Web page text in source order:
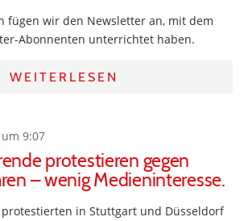
fügen wir den Newsletter an, mit dem
Abonnenten unterrichtet haben.
WEITERLESEN
9:07
protestieren gegen
– wenig Medieninteresse.
protestierten in Stuttgart und Düsseldorf